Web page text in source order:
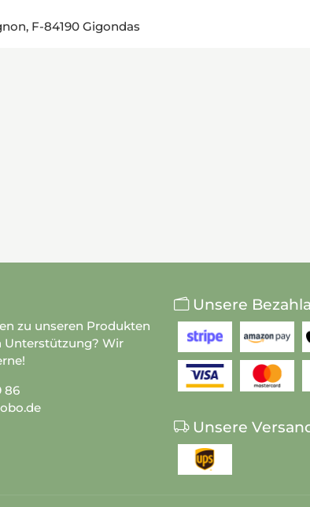
F-84190 Gigondas
zu unseren Produkten
Unterstützung? Wir
86
Unsere
Unsere